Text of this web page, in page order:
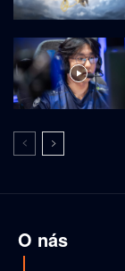
O nás